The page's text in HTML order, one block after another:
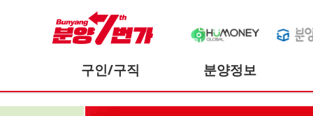
구인/구직 분양정보